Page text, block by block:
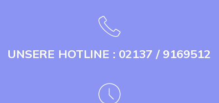
UNSERE HOTLINE : 02137 / 9169512